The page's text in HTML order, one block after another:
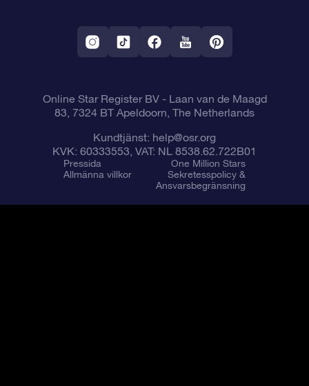
Fly me to the stars VR-app
Konstellationerna
Online Star Register BV- Laan van de Maagd
83, 7324 BT Apeldoorn, The Netherlands
Kundtjänst: help@osr.org
KVK: 60333553, VAT: NL 8538.62.722B01
Pressida
One Million Stars
Allmänna villkor
Sekretesspolicy &
Ansvarsbegränsning